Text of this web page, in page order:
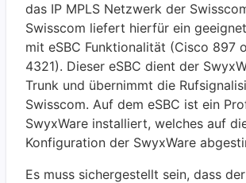
das IP MPLS Netzwerk der
Swisscom liefert hierfür ein
mit eSBC Funktionalität (Cisco 897
4321). Dieser eSBC dient der
Trunk und übernimmt die
Swisscom. Auf dem eSBC ist ein
SwyxWare installiert, welches auf
Konfiguration der SwyxWare
Es muss sichergestellt sein, dass